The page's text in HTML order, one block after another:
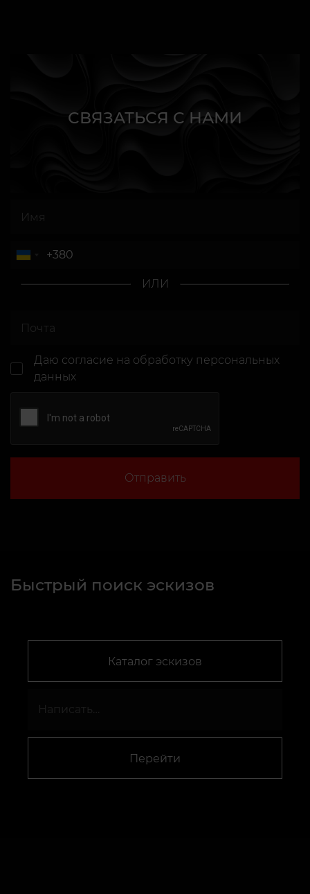
СВЯЗАТЬСЯ С НАМИ
ИЛИ
Даю согласие на обработку персональных
данных
Отправить
Быстрый поиск эскизов
Каталог эскизов
Перейти